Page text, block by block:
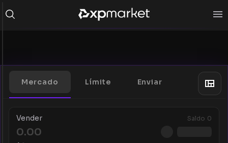
Mercado Límite Enviar
Vender Saldo 0